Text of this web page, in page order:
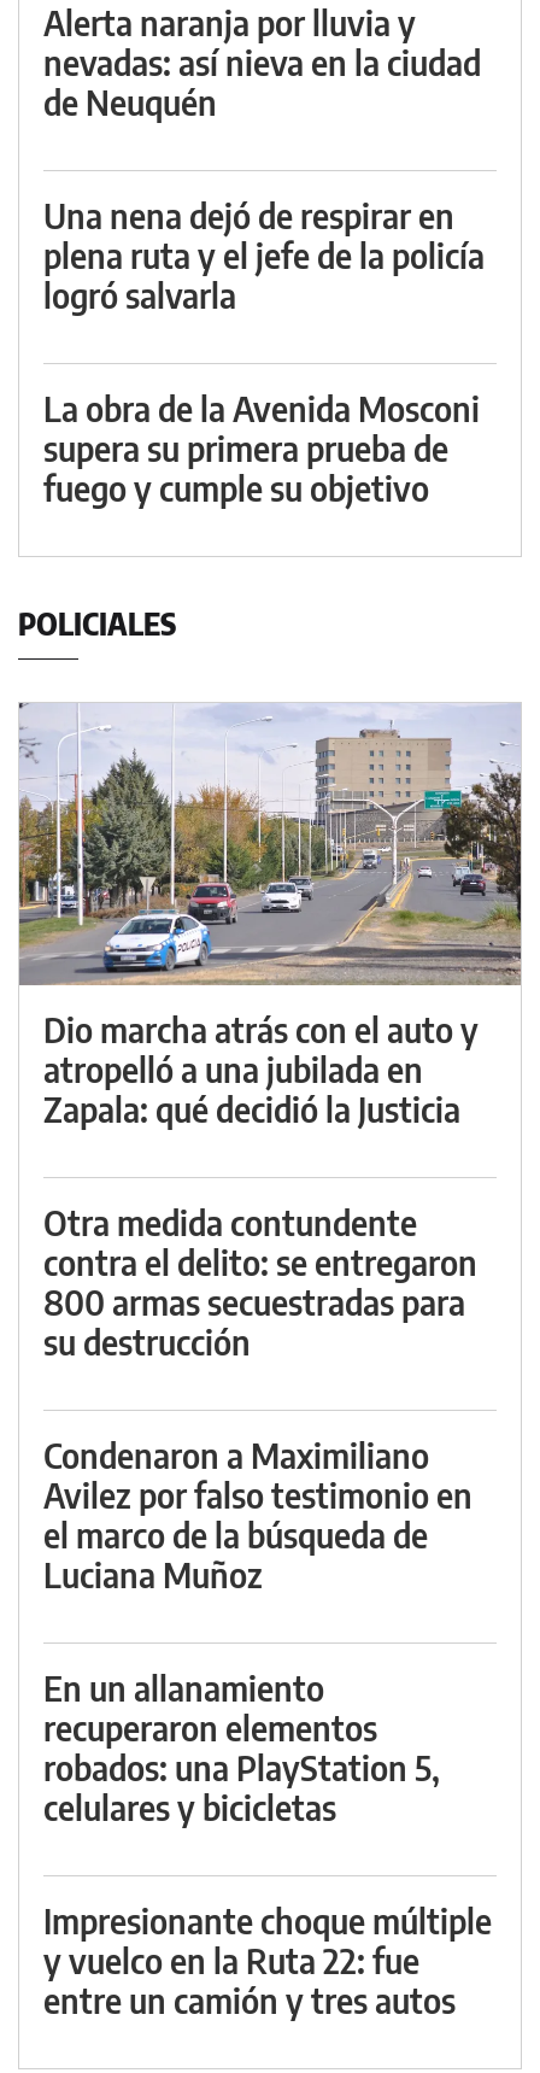
Alerta naranja por lluvia y
nevadas: así nieva en la ciudad
de Neuquén
Una nena dejó de respirar en
plena ruta y el jefe de la policía
logró salvarla
La obra de la Avenida Mosconi
supera su primera prueba de
fuego y cumple su objetivo
POLICIALES
Dio marcha atrás con el auto y
atropelló a una jubilada en
Zapala: qué decidió la Justicia
Otra medida contundente
contra el delito: se entregaron
800 armas secuestradas para
su destrucción
Condenaron a Maximiliano
Avilez por falso testimonio en
el marco de la búsqueda de
Luciana Muñoz
En un allanamiento
recuperaron elementos
robados: una PlayStation 5,
celulares y bicicletas
Impresionante choque múltiple
y vuelco en la Ruta 22: fue
entre un camión y tres autos